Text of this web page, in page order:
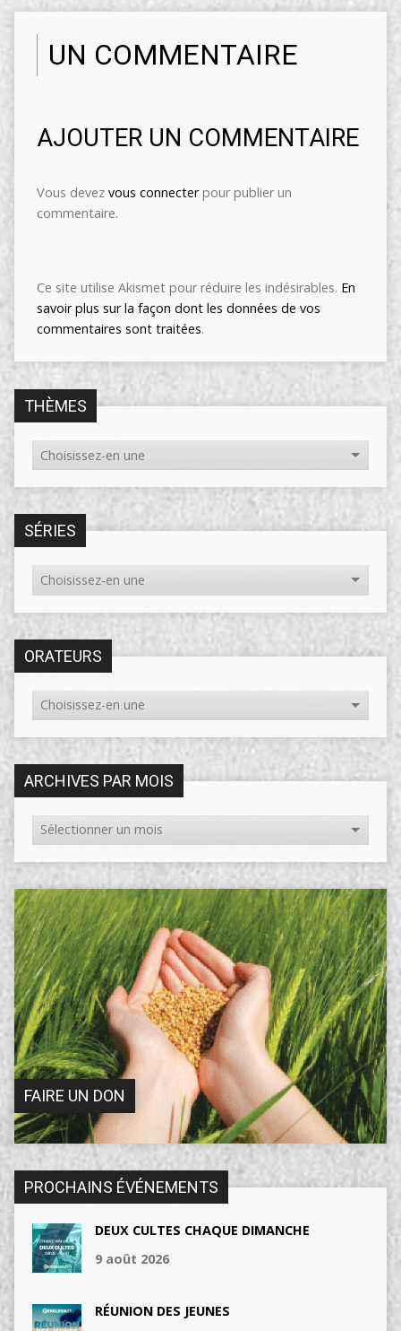
UN COMMENTAIRE
AJOUTER UN COMMENTAIRE
Vous devez vous connecterpour publier un
commentaire.
Ce site utilise Akismet pour réduire les indésirables. En
savoir plus sur la façon dont les données de vos
commentaires sont traitées.
THÈMES
SÉRIES
ORATEURS
ARCHIVES PAR MOIS
FAIRE UN DON
PROCHAINS ÉVÉNEMENTS
DEUX CULTES CHAQUE DIMANCHE
9 août 2026
RÉUNION DES JEUNES